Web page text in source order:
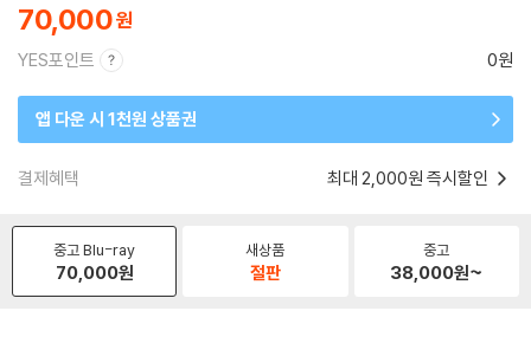
70,000
YES포인트 0원
앱 다운 시 1천원 상품권
결제혜택 최대 2,000원 즉시할인
중고 Blu-ray
70,000원
새상품
절판
중고
38,000원~